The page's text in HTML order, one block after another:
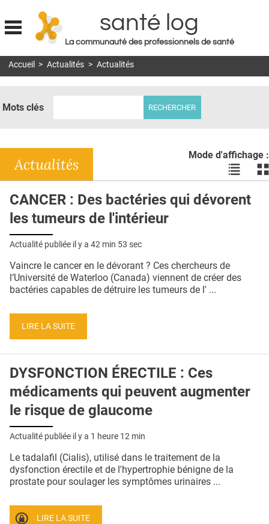
Jump to navigation
santé log
La communauté des professionnels de santé
MON COMPTE
DOSSIERS
RÉSEAUX
E-REVUE SAD
QUI SOMMES-NOUS ?
CONDITIONS GÉNÉRALES
CRÉDITS
Accueil > Actualités > Actualités
Mots clés
Mode d'affichage :
Voir
les
en
les
Actualités
CANCER : Des bactéries qui dévorent
les tumeurs de l'intérieur
Actualité publiée il y a 42 min 53 sec
Vaincre le cancer en le dévorant ? Ces chercheurs de
l’Université de Waterloo (Canada) viennent de créer des
bactéries capables de détruire les tumeurs de l' ...
LIRE LA SUITE
DYSFONCTION ÉRECTILE : Ces
médicaments qui peuvent augmenter
le risque de glaucome
Actualité publiée il y a 1 heure 12 min
Le tadalafil (Cialis), utilisé dans le traitement de la
dysfonction érectile et de l'hypertrophie bénigne de la
prostate pour soulager les symptômes urinaires ...
LIRE LA SUITE